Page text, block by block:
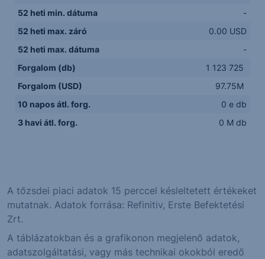
52 heti min. dátuma
-
52 heti max. záró
0.00 USD
52 heti max. dátuma
-
Forgalom (db)
1 123 725
Forgalom (USD)
97.75M
10 napos átl. forg.
0 e db
3 havi átl. forg.
0 M db
A tőzsdei piaci adatok 15 perccel késleltetett értékeket
mutatnak. Adatok forrása: Refinitiv, Erste Befektetési
Zrt.
A táblázatokban és a grafikonon megjelenő adatok,
adatszolgáltatási, vagy más technikai okokból eredő